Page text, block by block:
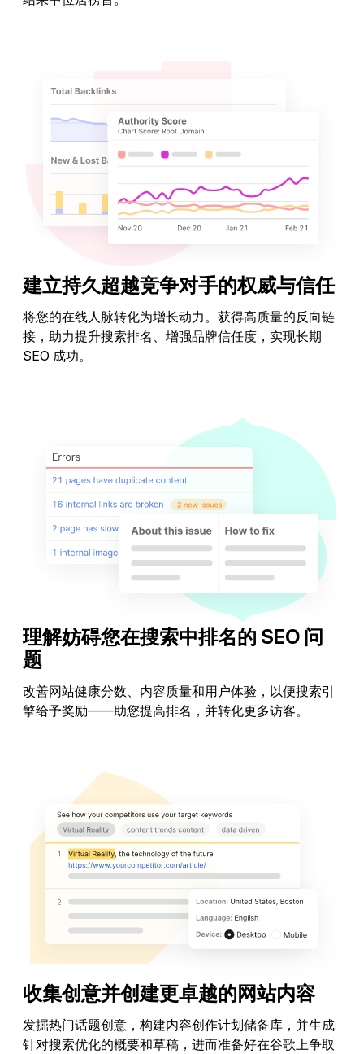
建立持久超越竞争对手的权威与信任
将您的在线人脉转化为增长动力。获得高质量的反向链
接，助力提升搜索排名、增强品牌信任度，实现长期
SEO 成功。
理解妨碍您在搜索中排名的 SEO 问
题
改善网站健康分数、内容质量和用户体验，以便搜索引
擎给予奖励——助您提高排名，并转化更多访客。
收集创意并创建更卓越的网站内容
发掘热门话题创意，构建内容创作计划储备库，并生成
针对搜索优化的概要和草稿，进而准备好在谷歌上争取